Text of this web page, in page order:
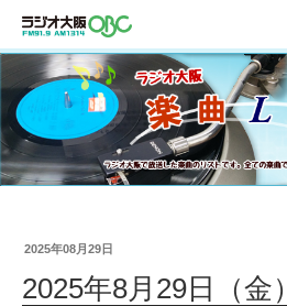
2025年08月29日
2025年8月29日（金）